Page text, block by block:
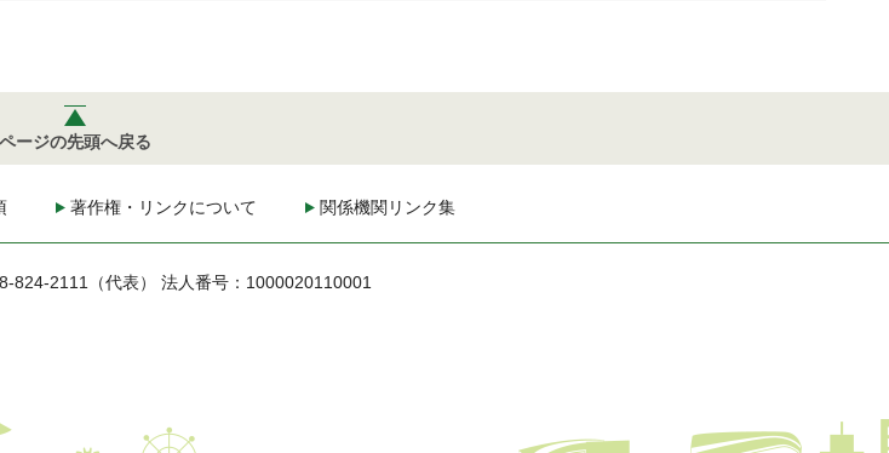
ページの先頭へ戻る
著作権・リンクについて 関係機関リンク集
824-2111（代表） 法人番号：1000020110001